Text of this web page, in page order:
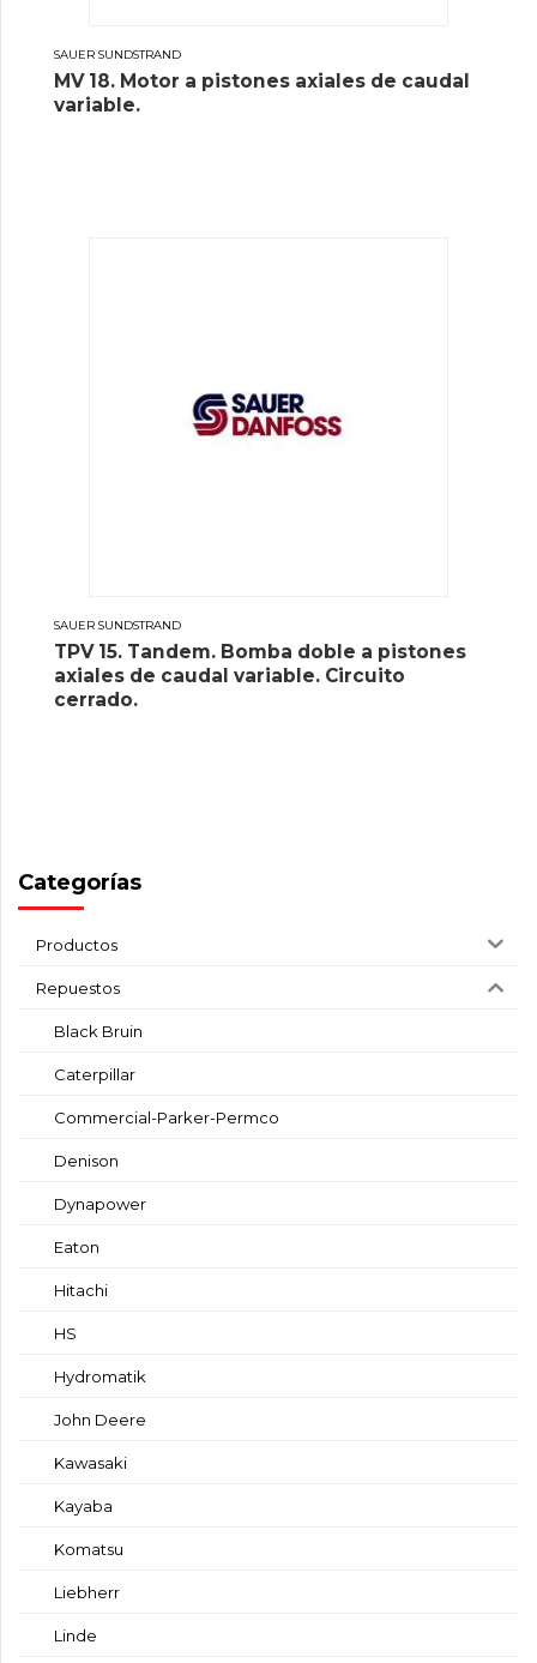
SAUER SUNDSTRAND
MV 18. Motor a pistones axiales de caudal
variable.
SAUER SUNDSTRAND
TPV 15. Tandem. Bomba doble a pistones
axiales de caudal variable. Circuito
cerrado.
Categorías
Productos
Repuestos
Black Bruin
Caterpillar
Commercial-Parker-Permco
Denison
Dynapower
Eaton
Hitachi
HS
Hydromatik
John Deere
Kawasaki
Kayaba
Komatsu
Liebherr
Linde